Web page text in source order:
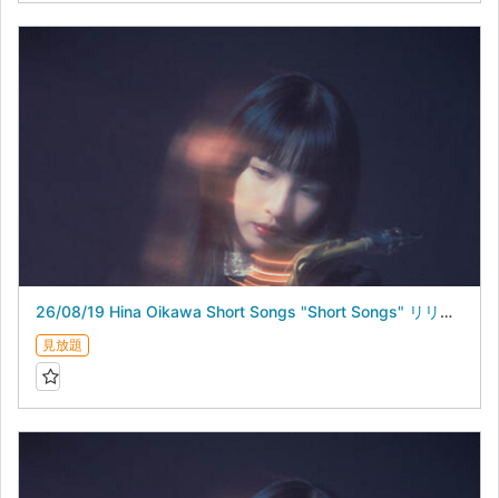
26/08/19 Hina Oikawa Short Songs "Short Songs" リリースライブ
見放題